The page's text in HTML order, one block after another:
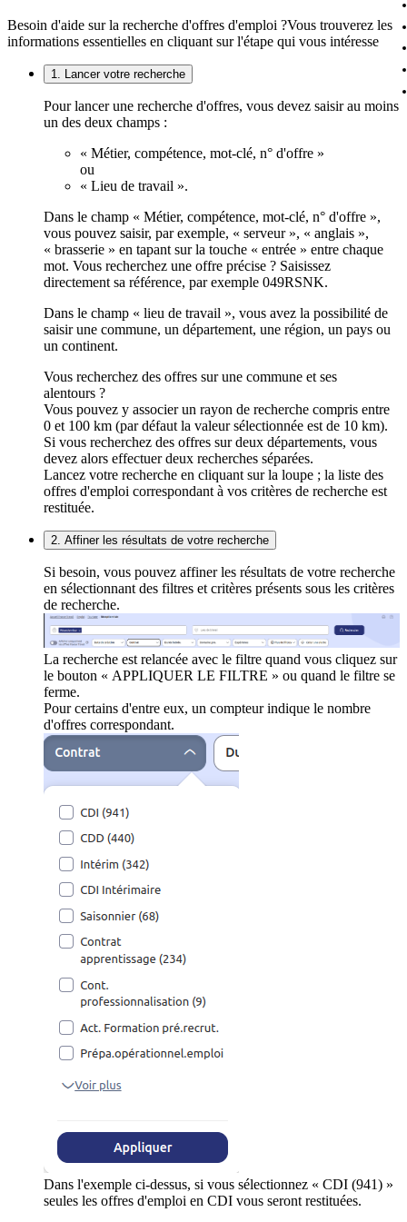
Besoin d'aide sur la recherche d'offres d'emploi ?Vous trouverez les
informations essentielles en cliquant sur l'étape qui vous intéresse
1. Lancer votre recherche
Pour lancer une recherche d'offres, vous devez saisir au moins
un des deux champs :
« Métier, compétence, mot-clé, n° d'offre »
ou
« Lieu de travail ».
Dans le champ « Métier, compétence, mot-clé, n° d'offre »,
vous pouvez saisir, par exemple, « serveur », « anglais »,
« brasserie » en tapant sur la touche « entrée » entre chaque
mot. Vous recherchez une offre précise ? Saisissez
directement sa référence, par exemple 049RSNK.
Dans le champ « lieu de travail », vous avez la possibilité de
saisir une commune, un département, une région, un pays ou
un continent.
Vous recherchez des offres sur une commune et ses
alentours ?
Vous pouvez y associer un rayon de recherche compris entre
0 et 100 km (par défaut la valeur sélectionnée est de 10 km).
Si vous recherchez des offres sur deux départements, vous
devez alors effectuer deux recherches séparées.
Lancez votre recherche en cliquant sur la loupe ; la liste des
offres d'emploi correspondant à vos critères de recherche est
restituée.
2. Affiner les résultats de votre recherche
Si besoin, vous pouvez affiner les résultats de votre recherche
en sélectionnant des filtres et critères présents sous les critères
de recherche.
La recherche est relancée avec le filtre quand vous cliquez sur
le bouton « APPLIQUER LE FILTRE » ou quand le filtre se
ferme.
Pour certains d'entre eux, un compteur indique le nombre
d'offres correspondant.
Dans l'exemple ci-dessus, si vous sélectionnez « CDI (941) »
seules les offres d'emploi en CDI vous seront restituées.